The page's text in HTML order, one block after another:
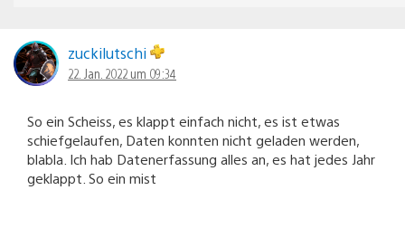
zuckilutschi
22. Jan. 2022 um 09:34
So ein Scheiss, es klappt einfach nicht, es ist etwas
schiefgelaufen, Daten konnten nicht geladen werden,
blabla. Ich hab Datenerfassung alles an, es hat jedes Jahr
geklappt. So ein mist